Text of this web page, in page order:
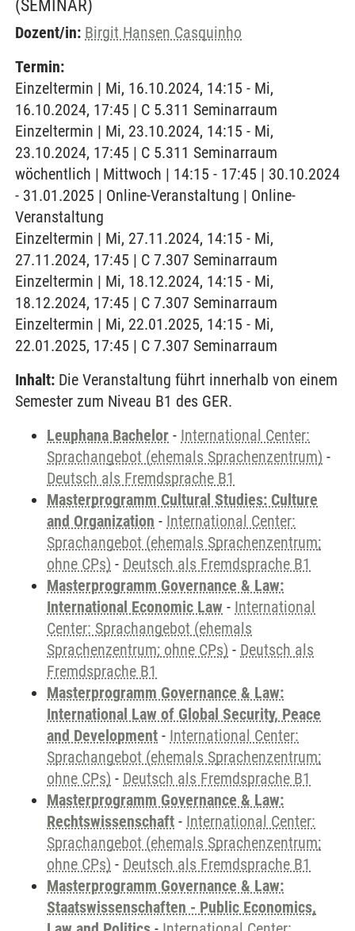
(SEMINAR)
Dozent/in: Birgit Hansen Casquinho
Termin:
Einzeltermin | Mi, 16.10.2024, 14:15 - Mi,
16.10.2024, 17:45 | C 5.311 Seminarraum
Einzeltermin | Mi, 23.10.2024, 14:15 - Mi,
23.10.2024, 17:45 | C 5.311 Seminarraum
wöchentlich | Mittwoch | 14:15 - 17:45 | 30.10.2024
- 31.01.2025 | Online-Veranstaltung | Online-
Veranstaltung
Einzeltermin | Mi, 27.11.2024, 14:15 - Mi,
27.11.2024, 17:45 | C 7.307 Seminarraum
Einzeltermin | Mi, 18.12.2024, 14:15 - Mi,
18.12.2024, 17:45 | C 7.307 Seminarraum
Einzeltermin | Mi, 22.01.2025, 14:15 - Mi,
22.01.2025, 17:45 | C 7.307 Seminarraum
Inhalt: Die Veranstaltung führt innerhalb von einem
Semester zum Niveau B1 des GER.
Leuphana Bachelor - International Center:
Sprachangebot (ehemals Sprachenzentrum) -
Deutsch als Fremdsprache B1
Masterprogramm Cultural Studies: Culture
and Organization - International Center:
Sprachangebot (ehemals Sprachenzentrum;
ohne CPs) - Deutsch als Fremdsprache B1
Masterprogramm Governance & Law:
International Economic Law - International
Center: Sprachangebot (ehemals
Sprachenzentrum; ohne CPs) - Deutsch als
Fremdsprache B1
Masterprogramm Governance & Law:
International Law of Global Security, Peace
and Development - International Center:
Sprachangebot (ehemals Sprachenzentrum;
ohne CPs) - Deutsch als Fremdsprache B1
Masterprogramm Governance & Law:
Rechtswissenschaft - International Center:
Sprachangebot (ehemals Sprachenzentrum;
ohne CPs) - Deutsch als Fremdsprache B1
Masterprogramm Governance & Law:
Staatswissenschaften - Public Economics,